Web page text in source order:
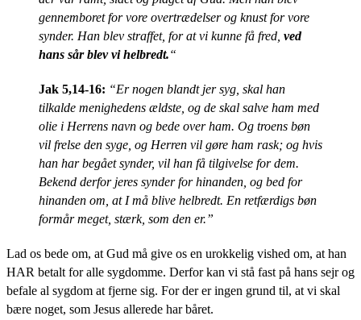
gennemboret for vore overtrædelser og knust for vore
synder. Han blev straffet, for at vi kunne få fred, ved
hans sår blev vi helbredt.“
Jak 5,14-16: “Er nogen blandt jer syg, skal han
tilkalde menighedens ældste, og de skal salve ham med
olie i Herrens navn og bede over ham. Og troens bøn
vil frelse den syge, og Herren vil gøre ham rask; og hvis
han har begået synder, vil han få tilgivelse for dem.
Bekend derfor jeres synder for hinanden, og bed for
hinanden om, at I må blive helbredt. En retfærdigs bøn
formår meget, stærk, som den er.”
Lad os bede om, at Gud må give os en urokkelig vished om, at han
HAR betalt for alle sygdomme. Derfor kan vi stå fast på hans sejr og
befale al sygdom at fjerne sig. For der er ingen grund til, at vi skal
bære noget, som Jesus allerede har båret.